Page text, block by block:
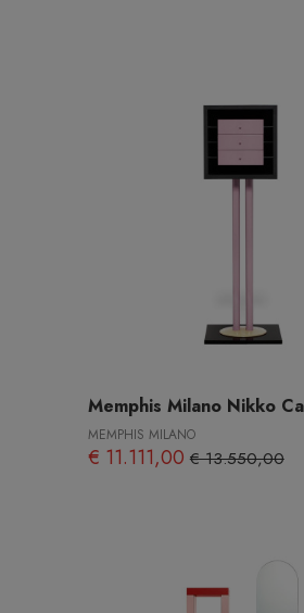
Memphis Milano Nikko
MEMPHIS MILANO
€ 11.111,00€ 13.550,00